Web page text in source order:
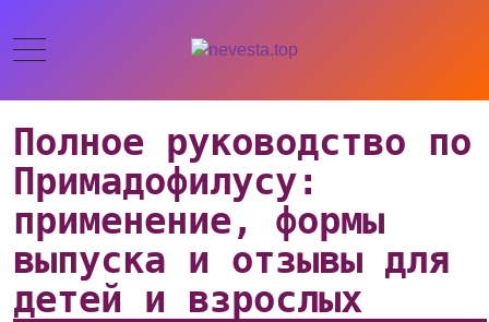
Полное руководство по
Примадофилусу:
применение, формы
выпуска и отзывы для
детей и взрослых